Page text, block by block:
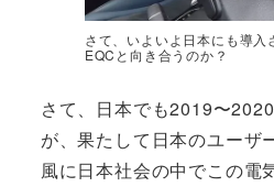
さて、いよいよ日本にも導
EQCと向き合うのか？
さて、日本でも2019〜
が、果たして日本のユーザ
風に日本社会の中でこの電